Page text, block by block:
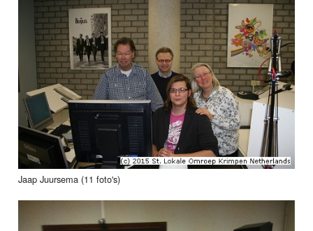
Jaap Juursema (11 foto's)